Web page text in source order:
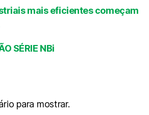
mais eficientes começam
SÉRIE NBi
para mostrar.